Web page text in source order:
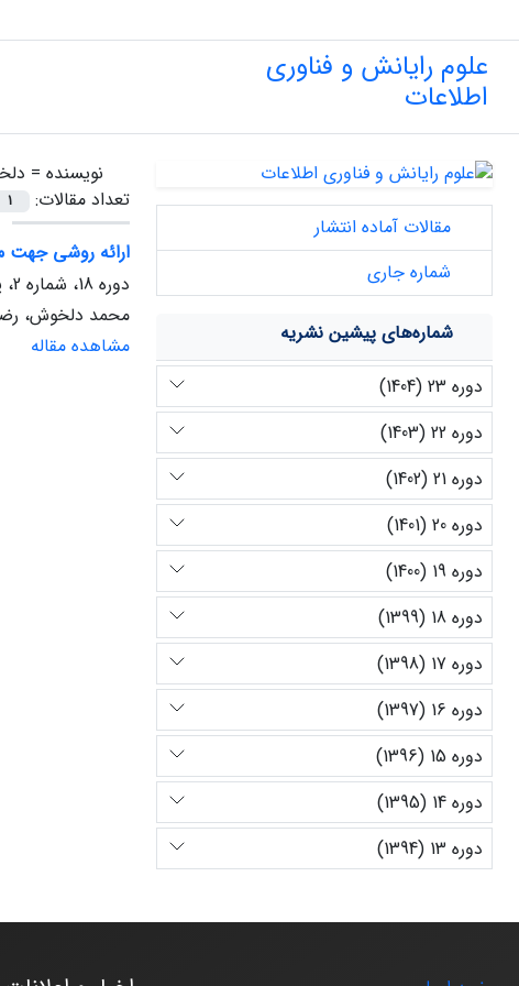
علوم رایانش و فناوری
اطلاعات
نویسنده =
تعداد مقالات:
1
ارائه روشی جهت
دوره 18، شماره 2، پاییز 1399
محمد دلخوش،
مشاهده مقاله
مقالات آماده انتشار
شماره جاری
شماره‌های پیشین نشریه
دوره 23 (1404)
دوره 22 (1403)
دوره 21 (1402)
دوره 20 (1401)
دوره 19 (1400)
دوره 18 (1399)
دوره 17 (1398)
دوره 16 (1397)
دوره 15 (1396)
دوره 14 (1395)
دوره 13 (1394)